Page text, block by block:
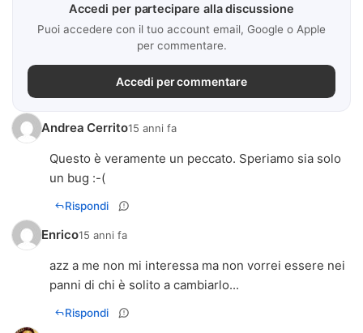
Accedi per partecipare alla discussione
Puoi accedere con il tuo account email, Google o Apple
per commentare.
Accedi per commentare
Andrea Cerrito15 anni fa
Questo è veramente un peccato. Speriamo sia solo
un bug :-(
Rispondi
Enrico15 anni fa
azz a me non mi interessa ma non vorrei essere nei
panni di chi è solito a cambiarlo...
Rispondi